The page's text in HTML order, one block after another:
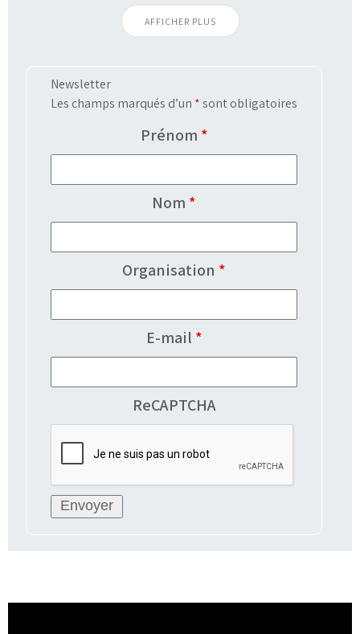
AFFICHER PLUS
Newsletter
Les champs marqués d’un *sont obligatoires
Prénom *
Nom *
Organisation *
E-mail *
ReCAPTCHA